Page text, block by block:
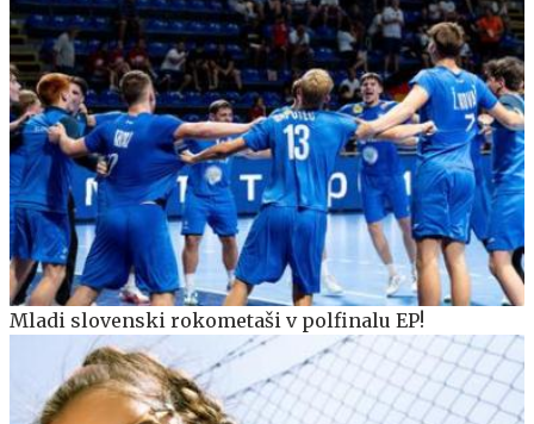
Mladi slovenski rokometaši v polfinalu EP!